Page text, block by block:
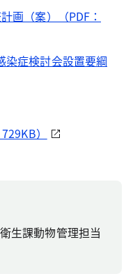
画（案）（PDF：
染症検討会設置要綱
）
生課動物管理担当